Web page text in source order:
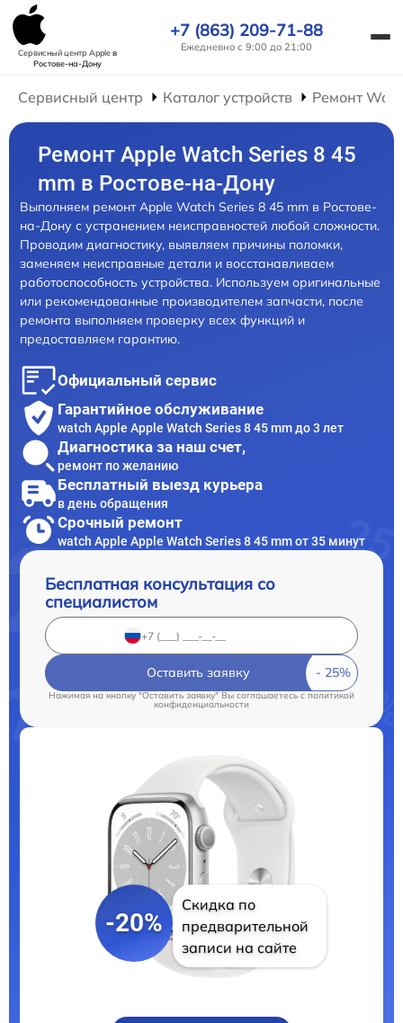
Сервисный центр Appleв
Ростове-на-Дону
+7 (863) 209-71-88
Ежедневно с 9:00 до 21:00
Сервисный центр Каталог устройств Ремонт
Ремонт Apple Watch Series 8 45
mm в Ростове-на-Дону
Выполняем ремонт Apple Watch Series 8 45 mm в Ростове-
на-Дону с устранением неисправностей любой сложности.
Проводим диагностику, выявляем причины поломки,
заменяем неисправные детали и восстанавливаем
работоспособность устройства. Используем оригинальные
или рекомендованные производителем запчасти, после
ремонта выполняем проверку всех функций и
предоставляем гарантию.
Официальный сервис
Гарантийное обслуживание
watch Apple Apple Watch Series 8 45 mm до 3 лет
Диагностика за наш счет,
ремонт по желанию
Бесплатный выезд курьера
в день обращения
Срочный ремонт
watch Apple Apple Watch Series 8 45 mm от 35 минут
Бесплатная консультация со
специалистом
Оставить заявку
Нажимая на кнопку "Оставить заявку" Вы соглашаетесь cполитикой
конфиденциальности
-20%
Скидка по
предварительной
записи на сайте